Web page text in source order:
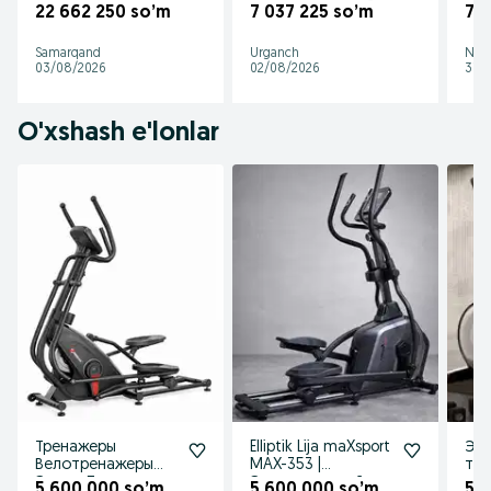
22 662 250 so’m
Samarqand
03/08/2026
кресло: широкий
удобство
7 037 225 so’m
Urganch
02/08/2026
7
31/
O'xshash e'lonlar
Тренажеры
Велотренажеры
Элипс Лыжи
Elliptik Lija maXsport
MAX-353 |
Эллиптический